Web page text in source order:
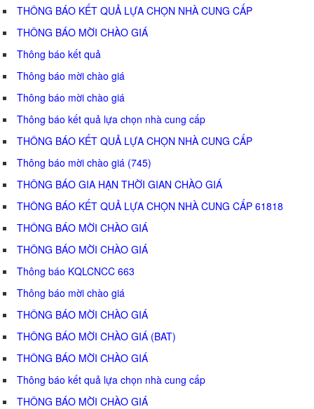
THÔNG BÁO KẾT QUẢ LỰA CHỌN NHÀ CUNG CẤP
THÔNG BÁO MỜI CHÀO GIÁ
Thông báo kết quả
Thông báo mời chào giá
Thông báo mời chào giá
Thông báo kết quả lựa chọn nhà cung cấp
THÔNG BÁO KẾT QUẢ LỰA CHỌN NHÀ CUNG CẤP
Thông báo mời chào giá (745)
THÔNG BÁO GIA HẠN THỜI GIAN CHÀO GIÁ
THÔNG BÁO KẾT QUẢ LỰA CHỌN NHÀ CUNG CẤP 61818
THÔNG BÁO MỜI CHÀO GIÁ
THÔNG BÁO MỜI CHÀO GIÁ
Thông báo KQLCNCC 663
Thông báo mời chào giá
THÔNG BÁO MỜI CHÀO GIÁ
THÔNG BÁO MỜI CHÀO GIÁ (BAT)
THÔNG BÁO MỜI CHÀO GIÁ
Thông báo kết quả lựa chọn nhà cung cấp
THÔNG BÁO MỜI CHÀO GIÁ